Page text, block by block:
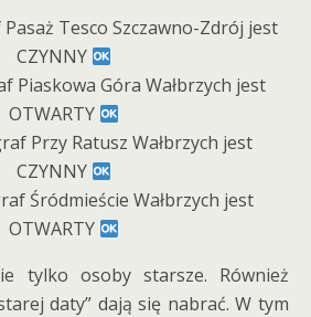
Tesco Szczawno-Zdrój jest
CZYNNY
Piaskowa Góra Wałbrzych jest
OTWARTY
Przy Ratusz Wałbrzych jest
CZYNNY
Śródmieście Wałbrzych jest
OTWARTY
tylko osoby starsze. Również
daty” dają się nabrać. W tym